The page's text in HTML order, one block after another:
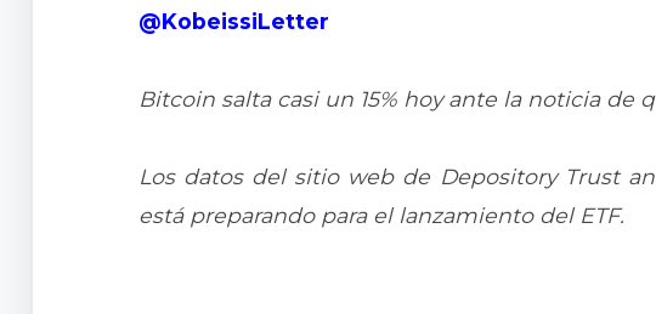
@KobeissiLetter
Bitcoin salta casi un 15% hoy ante la noticia de
Los datos del sitio web de Depository Trust
está preparando para el lanzamiento del ETF.